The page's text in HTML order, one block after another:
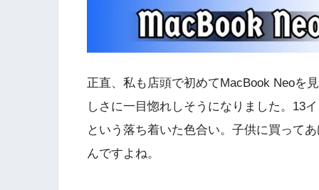
正直、私も店頭で初めてMacBook Neoを
しさに一目惚れしそうになりました。13
という落ち着いた色合い。子供に買って
んですよね。